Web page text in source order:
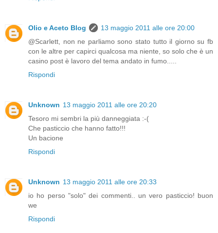
Olio e Aceto Blog
13 maggio 2011 alle ore 20:00
@Scarlett, non ne parliamo sono stato tutto il giorno su fb
con le altre per capirci qualcosa ma niente, so solo che è un
casino post è lavoro del tema andato in fumo.....
Rispondi
Unknown 13 maggio 2011 alle ore 20:20
Tesoro mi sembri la più danneggiata :-(
Che pasticcio che hanno fatto!!!
Un bacione
Rispondi
Unknown 13 maggio 2011 alle ore 20:33
io ho perso "solo" dei commenti.. un vero pasticcio! buon
we
Rispondi